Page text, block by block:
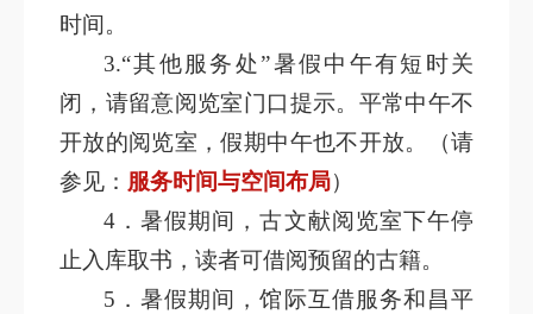
时间。
3.“其他服务处”暑假中午有短时关
闭，请留意阅览室门口提示。平常中午不
开放的阅览室，假期中午也不开放。（请
参见： 服务时间与空间布局）
4 ．暑假期间，古文献阅览室下午停
止入库取书，读者可借阅预留的古籍。
5 ．暑假期间，馆际互借服务和昌平